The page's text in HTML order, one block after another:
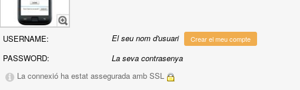
USERNAME: El seu nom d'usuari Crear el meu compte
PASSWORD:
La seva contrasenya
La connexió ha estat assegurada amb SSL